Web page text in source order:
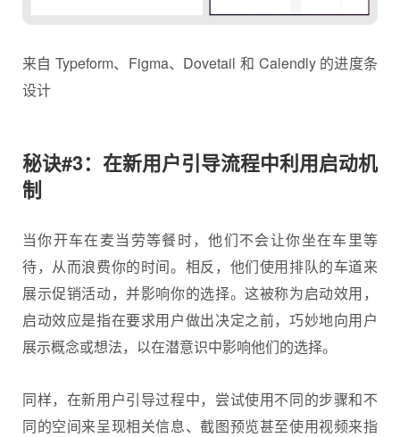
来自 Typeform、Figma、Dovetail 和 Calendly 的进度条
设计
秘诀#3：在新用户引导流程中利用启动机
制
当你开车在麦当劳等餐时，他们不会让你坐在车里等
待，从而浪费你的时间。相反，他们使用排队的车道来
展示促销活动，并影响你的选择。这被称为启动效用，
启动效应是指在要求用户做出决定之前，巧妙地向用户
展示概念或想法，以在潜意识中影响他们的选择。
同样，在新用户引导过程中，尝试使用不同的步骤和不
同的空间来呈现相关信息、截图预览甚至使用视频来指